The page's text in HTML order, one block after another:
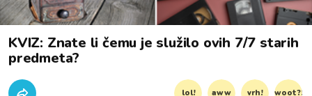
KVIZ: Znate li čemu je služilo ovih 7/7 starih
predmeta?
lol! aww vrh! woot?!